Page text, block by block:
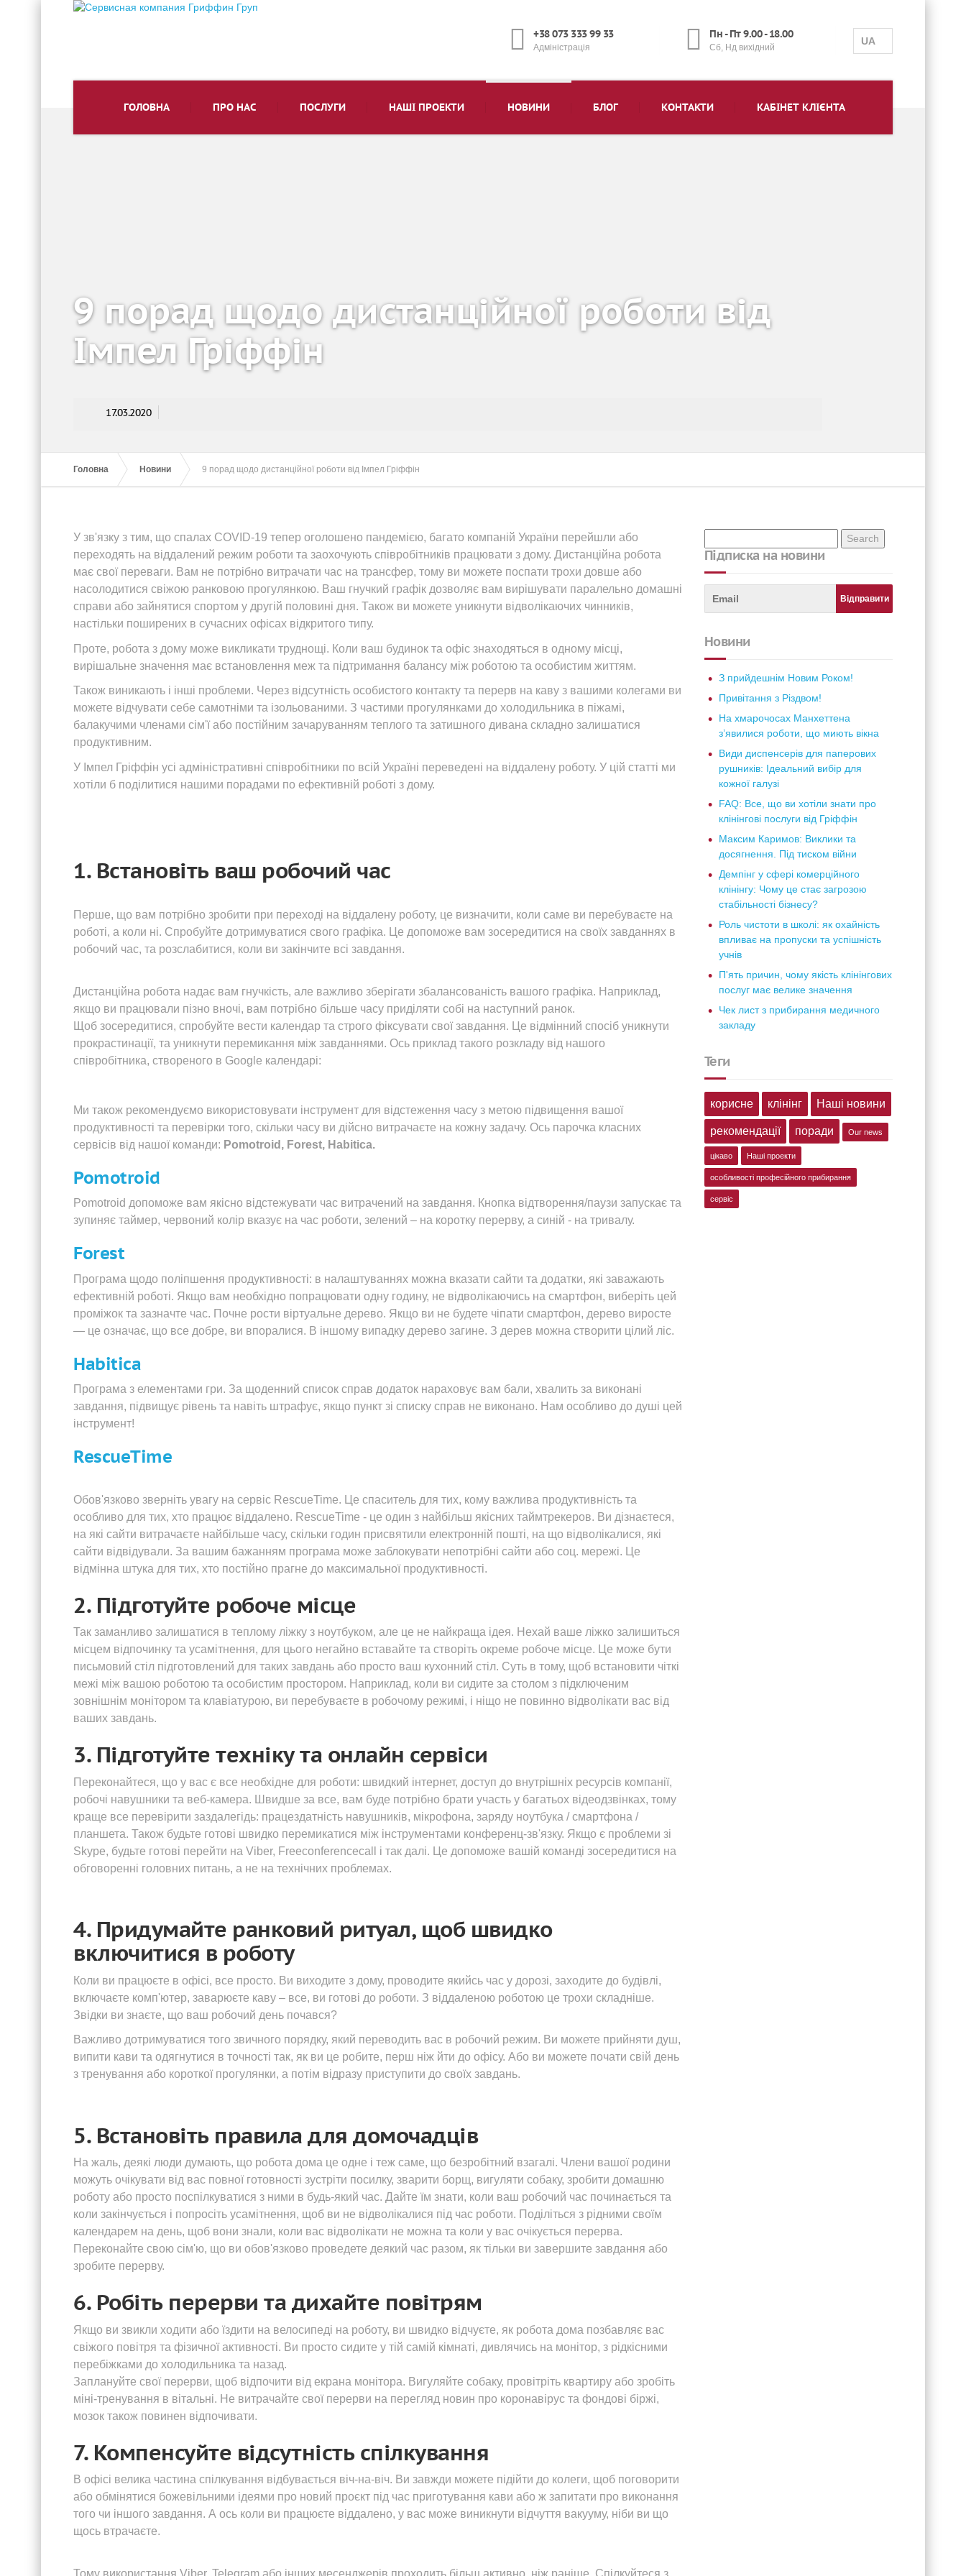
+38 073 333 99 33
Адміністрація
Пн - Пт 9.00 - 18.00
Сб, Нд вихідний
UA
ГОЛОВНА ПРО НАС ПОСЛУГИ НАШІ ПРОЕКТИ НОВИНИ БЛОГ КОНТАКТИ КАБІНЕТ КЛІЄНТА
9 порад щодо дистанційної роботи від
Імпел Гріффін
17.03.2020
Головна Новини 9 порад щодо дистанційної роботи від Імпел Гріффін
У зв'язку з тим, що спалах COVID-19 тепер оголошено пандемією, багато компаній України перейшли або
переходять на віддалений режим роботи та заохочують співробітників працювати з дому. Дистанційна робота
має свої переваги. Вам не потрібно витрачати час на трансфер, тому ви можете поспати трохи довше або
насолодитися свіжою ранковою прогулянкою. Ваш гнучкий графік дозволяє вам вирішувати паралельно домашні
справи або зайнятися спортом у другій половині дня. Також ви можете уникнути відволікаючих чинників,
настільки поширених в сучасних офісах відкритого типу.
Проте, робота з дому може викликати труднощі. Коли ваш будинок та офіс знаходяться в одному місці,
вирішальне значення має встановлення меж та підтримання балансу між роботою та особистим життям.
Також виникають і інші проблеми. Через відсутність особистого контакту та перерв на каву з вашими колегами ви
можете відчувати себе самотніми та ізольованими. З частими прогулянками до холодильника в піжамі,
балакучими членами сім'ї або постійним зачаруванням теплого та затишного дивана складно залишатися
продуктивним.
У Імпел Гріффін усі адміністративні співробітники по всій Україні переведені на віддалену роботу. У цій статті ми
хотіли б поділитися нашими порадами по ефективній роботі з дому.
1. Встановіть ваш робочий час
Перше, що вам потрібно зробити при переході на віддалену роботу, це визначити, коли саме ви перебуваєте на
роботі, а коли ні. Спробуйте дотримуватися свого графіка. Це допоможе вам зосередитися на своїх завданнях в
робочий час, та розслабитися, коли ви закінчите всі завдання.
Дистанційна робота надає вам гнучкість, але важливо зберігати збалансованість вашого графіка. Наприклад,
якщо ви працювали пізно вночі, вам потрібно більше часу приділяти собі на наступний ранок.
Щоб зосередитися, спробуйте вести календар та строго фіксувати свої завдання. Це відмінний спосіб уникнути
прокрастинації, та уникнути перемикання між завданнями. Ось приклад такого розкладу від нашого
співробітника, створеного в Google календарі:
Ми також рекомендуємо використовувати інструмент для відстеження часу з метою підвищення вашої
продуктивності та перевірки того, скільки часу ви дійсно витрачаєте на кожну задачу. Ось парочка класних
сервісів від нашої команди: Pomotroid, Forest, Habitica.
Pomotroid
Pomotroid допоможе вам якісно відстежувати час витрачений на завдання. Кнопка відтворення/паузи запускає та
зупиняє таймер, червоний колір вказує на час роботи, зелений – на коротку перерву, а синій - на тривалу.
Forest
Програма щодо поліпшення продуктивності: в налаштуваннях можна вказати сайти та додатки, які заважають
ефективній роботі. Якщо вам необхідно попрацювати одну годину, не відволікаючись на смартфон, виберіть цей
проміжок та зазначте час. Почне рости віртуальне дерево. Якщо ви не будете чіпати смартфон, дерево виросте
— це означає, що все добре, ви впоралися. В іншому випадку дерево загине. З дерев можна створити цілий ліс.
Habitica
Програма з елементами гри. За щоденний список справ додаток нараховує вам бали, хвалить за виконані
завдання, підвищує рівень та навіть штрафує, якщо пункт зі списку справ не виконано. Нам особливо до душі цей
інструмент!
RescueTime
Обов'язково зверніть увагу на сервіс RescueTime. Це спаситель для тих, кому важлива продуктивність та
особливо для тих, хто працює віддалено. RescueTime - це один з найбільш якісних таймтрекеров. Ви дізнаєтеся,
на які сайти витрачаєте найбільше часу, скільки годин присвятили електронній пошті, на що відволікалися, які
сайти відвідували. За вашим бажанням програма може заблокувати непотрібні сайти або соц. мережі. Це
відмінна штука для тих, хто постійно прагне до максимальної продуктивності.
2. Підготуйте робоче місце
Так заманливо залишатися в теплому ліжку з ноутбуком, але це не найкраща ідея. Нехай ваше ліжко залишиться
місцем відпочинку та усамітнення, для цього негайно вставайте та створіть окреме робоче місце. Це може бути
письмовий стіл підготовлений для таких завдань або просто ваш кухонний стіл. Суть в тому, щоб встановити чіткі
межі між вашою роботою та особистим простором. Наприклад, коли ви сидите за столом з підключеним
зовнішнім монітором та клавіатурою, ви перебуваєте в робочому режимі, і ніщо не повинно відволікати вас від
ваших завдань.
3. Підготуйте техніку та онлайн сервіси
Переконайтеся, що у вас є все необхідне для роботи: швидкий інтернет, доступ до внутрішніх ресурсів компанії,
робочі навушники та веб-камера. Швидше за все, вам буде потрібно брати участь у багатьох відеодзвінках, тому
краще все перевірити заздалегідь: працездатність навушників, мікрофона, заряду ноутбука / смартфона /
планшета. Також будьте готові швидко перемикатися між інструментами конференц-зв'язку. Якщо є проблеми зі
Skype, будьте готові перейти на Viber, Freeconferencecall і так далі. Це допоможе вашій команді зосередитися на
обговоренні головних питань, а не на технічних проблемах.
4. Придумайте ранковий ритуал, щоб швидко
включитися в роботу
Коли ви працюєте в офісі, все просто. Ви виходите з дому, проводите якийсь час у дорозі, заходите до будівлі,
включаєте комп'ютер, заварюєте каву – все, ви готові до роботи. З віддаленою роботою це трохи складніше.
Звідки ви знаєте, що ваш робочий день почався?
Важливо дотримуватися того звичного порядку, який переводить вас в робочий режим. Ви можете прийняти душ,
випити кави та одягнутися в точності так, як ви це робите, перш ніж йти до офісу. Або ви можете почати свій день
з тренування або короткої прогулянки, а потім відразу приступити до своїх завдань.
5. Встановіть правила для домочадців
На жаль, деякі люди думають, що робота дома це одне і теж саме, що безробітний взагалі. Члени вашої родини
можуть очікувати від вас повної готовності зустріти посилку, зварити борщ, вигуляти собаку, зробити домашню
роботу або просто поспілкуватися з ними в будь-який час. Дайте їм знати, коли ваш робочий час починається та
коли закінчується і попросіть усамітнення, щоб ви не відволікалися під час роботи. Поділіться з рідними своїм
календарем на день, щоб вони знали, коли вас відволікати не можна та коли у вас очікується перерва.
Переконайте свою сім'ю, що ви обов'язково проведете деякий час разом, як тільки ви завершите завдання або
зробите перерву.
6. Робіть перерви та дихайте повітрям
Якщо ви звикли ходити або їздити на велосипеді на роботу, ви швидко відчуєте, як робота дома позбавляє вас
свіжого повітря та фізичної активності. Ви просто сидите у тій самій кімнаті, дивлячись на монітор, з рідкісними
перебіжками до холодильника та назад.
Заплануйте свої перерви, щоб відпочити від екрана монітора. Вигуляйте собаку, провітріть квартиру або зробіть
міні-тренування в вітальні. Не витрачайте свої перерви на перегляд новин про коронавірус та фондові біржі,
мозок також повинен відпочивати.
7. Компенсуйте відсутність спілкування
В офісі велика частина спілкування відбувається віч-на-віч. Ви завжди можете підійти до колеги, щоб поговорити
або обмінятися божевільними ідеями про новий проєкт під час приготування кави або ж запитати про виконання
того чи іншого завдання. А ось коли ви працюєте віддалено, у вас може виникнути відчуття вакууму, ніби ви що
щось втрачаєте.
Тому використання Viber, Telegram або інших месенджерів проходить більш активно, ніж раніше. Спілкуйтеся з
Підписка на новини
новини
З прийдешнім Новим Роком!
Привітання з Різдвом!
На хмарочосах Манхеттена
з’явилися роботи, що миють вікна
Види диспенсерів для паперових
рушників: Ідеальний вибір для
кожної галузі
FAQ: Все, що ви хотіли знати про
клінінгові послуги від Гріффін
Максим Каримов: Виклики та
досягнення. Під тиском війни
Демпінг у сфері комерційного
клінінгу: Чому це стає загрозою
стабільності бізнесу?
Роль чистоти в школі: як охайність
впливає на пропуски та успішність
учнів
П'ять причин, чому якість клінінгових
послуг має велике значення
Чек лист з прибирання медичного
закладу
теги
корисне клінінг Наші новини
рекомендації поради Our news
цікаво Наші проекти
особливості професійного прибирання
сервіс